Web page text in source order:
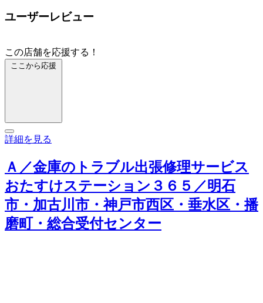
ユーザーレビュー
この店舗を応援する！
ここから応援
詳細を見る
Ａ／金庫のトラブル出張修理サービス
おたすけステーション３６５／明石
市・加古川市・神戸市西区・垂水区・播
磨町・総合受付センター